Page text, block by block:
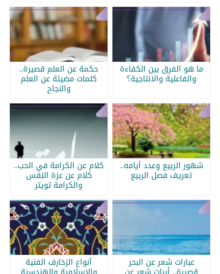
ما هو الفرق بين الكفاءة
والفاعلية والانتاجية؟
حكمة عن العلم قصيرة..
كلمات مضيئة عن العلم
والنجاح
شهور الربيع وعدد أيامه..
تعريف فصل الربيع
كلام عن الكرامة في الحب..
كلام عن عزة النفس
والكرامة تويتر
عبارات شعر عن البحر أنواع الزخارف الفنية